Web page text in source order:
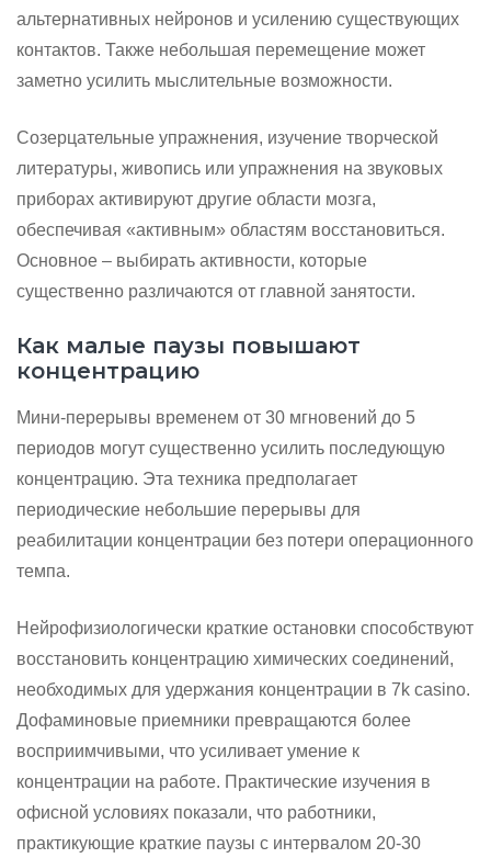
альтернативных нейронов и усилению существующих
контактов. Также небольшая перемещение может
заметно усилить мыслительные возможности.
Созерцательные упражнения, изучение творческой
литературы, живопись или упражнения на звуковых
приборах активируют другие области мозга,
обеспечивая «активным» областям восстановиться.
Основное – выбирать активности, которые
существенно различаются от главной занятости.
Как малые паузы повышают
концентрацию
Мини-перерывы временем от 30 мгновений до 5
периодов могут существенно усилить последующую
концентрацию. Эта техника предполагает
периодические небольшие перерывы для
реабилитации концентрации без потери операционного
темпа.
Нейрофизиологически краткие остановки способствуют
восстановить концентрацию химических соединений,
необходимых для удержания концентрации в 7k casino.
Дофаминовые приемники превращаются более
восприимчивыми, что усиливает умение к
концентрации на работе. Практические изучения в
офисной условиях показали, что работники,
практикующие краткие паузы с интервалом 20-30